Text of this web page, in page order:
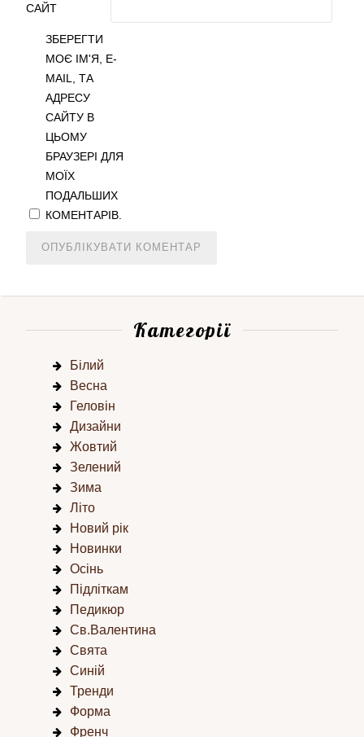
САЙТ
ЗБЕРЕГТИ
МОЄ ІМ'Я, E-
MAIL, ТА
АДРЕСУ
САЙТУ В
ЦЬОМУ
БРАУЗЕРІ ДЛЯ
МОЇХ
ПОДАЛЬШИХ
КОМЕНТАРІВ.
Категорії
Білий
Весна
Геловін
Дизайни
Жовтий
Зелений
Зима
Літо
Новий рік
Новинки
Осінь
Підліткам
Педикюр
Св.Валентина
Свята
Синій
Тренди
Форма
Френч